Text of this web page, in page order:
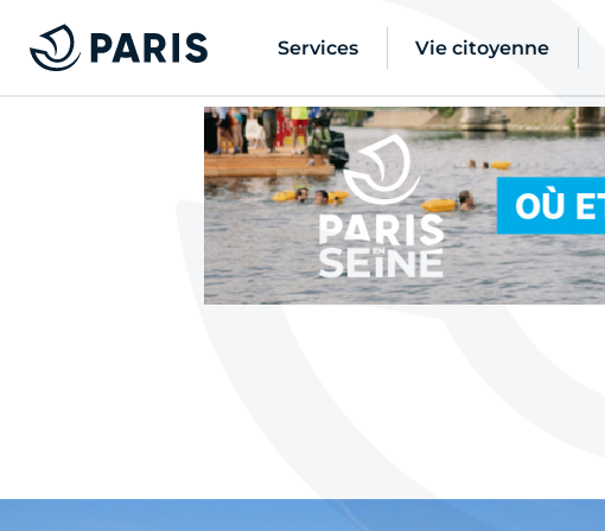
Services Vie citoyenne